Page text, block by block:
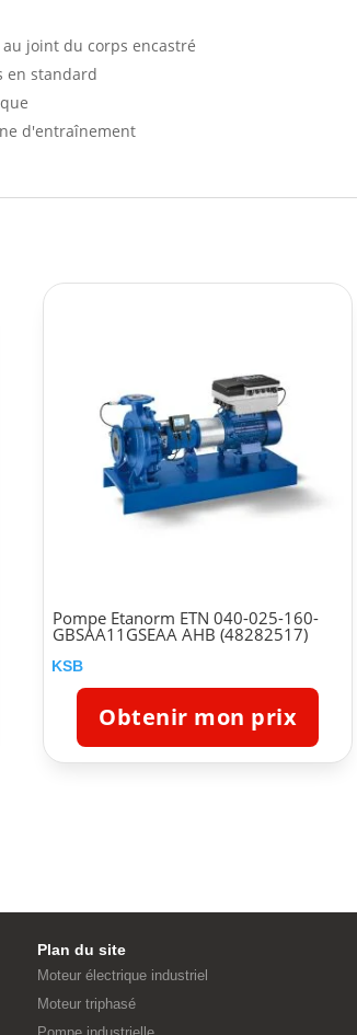
joint du corps encastré
en standard
d'entraînement
Pompe Etanorm ETN 040-025-160-
GBSAA11GSEAA AHB (48282517)
KSB
Obtenir mon prix
Plan du site
Moteur électrique industriel
Moteur triphasé